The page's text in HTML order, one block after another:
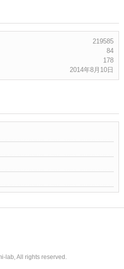
219585
84
178
2014年8月10日
lab, All rights reserved.